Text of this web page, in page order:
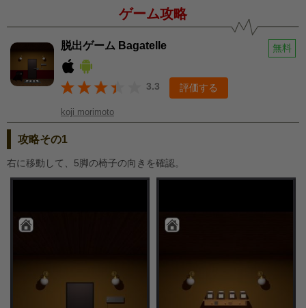
ゲーム攻略
脱出ゲーム Bagatelle 無料
3.3 評価する
koji morimoto
攻略その1
右に移動して、5脚の椅子の向きを確認。